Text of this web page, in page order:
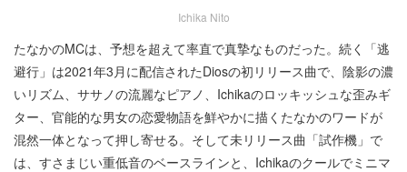
Ichika Nito
たなかのMCは、予想を超えて率直で真摯なものだった。続く「逃
避行」は2021年3月に配信されたDiosの初リリース曲で、陰影の濃
いリズム、ササノの流麗なピアノ、Ichikaのロッキッシュな歪みギ
ター、官能的な男女の恋愛物語を鮮やかに描くたなかのワードが
混然一体となって押し寄せる。そして未リリース曲「試作機」で
は、すさまじい重低音のベースラインと、Ichikaのクールでミニマ